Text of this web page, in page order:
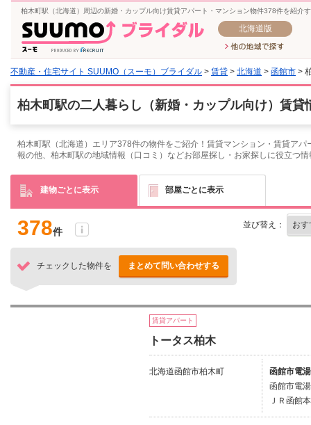
柏木町駅（北海道）周辺の新婚・カップル向け賃貸アパート・マンション物件378件を紹介
北海道版
不動産・住宅サイト SUUMO（スーモ）ブライダル > 賃貸 > 北海道 > 函館市 >
柏木町駅の二人暮らし（新婚・カップル向け）賃貸
柏木町駅（北海道）エリア378件の物件をご紹介！賃貸マンション・賃貸ア
報の他、柏木町駅の地域情報（口コミ）などお部屋探し・お家探しに役立つ
建物ごとに表示 部屋ごとに表示
378件
並び替え：
チェックした物件を まとめて問い合わせする
賃貸アパート
トータス柏木
北海道函館市柏木町
函館市電
函館市電
ＪＲ函館